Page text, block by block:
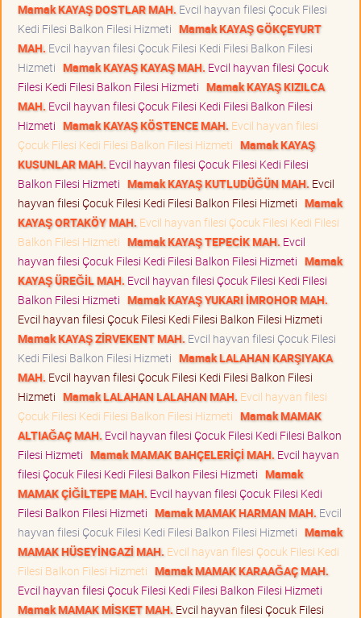
Mamak KAYAŞ DOSTLAR MAH. Evcil hayvan filesi Çocuk Filesi
Kedi Filesi Balkon Filesi Hizmeti Mamak KAYAŞ GÖKÇEYURT
MAH. Evcil hayvan filesi Çocuk Filesi Kedi Filesi Balkon Filesi
Hizmeti Mamak KAYAŞ KAYAŞ MAH. Evcil hayvan filesi Çocuk
Filesi Kedi Filesi Balkon Filesi Hizmeti Mamak KAYAŞ KIZILCA
MAH. Evcil hayvan filesi Çocuk Filesi Kedi Filesi Balkon Filesi
Hizmeti Mamak KAYAŞ KÖSTENCE MAH. Evcil hayvan filesi
Çocuk Filesi Kedi Filesi Balkon Filesi Hizmeti Mamak KAYAŞ
KUSUNLAR MAH. Evcil hayvan filesi Çocuk Filesi Kedi Filesi
Balkon Filesi Hizmeti Mamak KAYAŞ KUTLUDÜĞÜN MAH. Evcil
hayvan filesi Çocuk Filesi Kedi Filesi Balkon Filesi Hizmeti Mamak
KAYAŞ ORTAKÖY MAH. Evcil hayvan filesi Çocuk Filesi Kedi Filesi
Balkon Filesi Hizmeti Mamak KAYAŞ TEPECİK MAH. Evcil
hayvan filesi Çocuk Filesi Kedi Filesi Balkon Filesi Hizmeti Mamak
KAYAŞ ÜREĞİL MAH. Evcil hayvan filesi Çocuk Filesi Kedi Filesi
Balkon Filesi Hizmeti Mamak KAYAŞ YUKARI İMROHOR MAH.
Evcil hayvan filesi Çocuk Filesi Kedi Filesi Balkon Filesi Hizmeti
Mamak KAYAŞ ZİRVEKENT MAH. Evcil hayvan filesi Çocuk Filesi
Kedi Filesi Balkon Filesi Hizmeti Mamak LALAHAN KARŞIYAKA
MAH. Evcil hayvan filesi Çocuk Filesi Kedi Filesi Balkon Filesi
Hizmeti Mamak LALAHAN LALAHAN MAH. Evcil hayvan filesi
Çocuk Filesi Kedi Filesi Balkon Filesi Hizmeti Mamak MAMAK
ALTIAĞAÇ MAH. Evcil hayvan filesi Çocuk Filesi Kedi Filesi Balkon
Filesi Hizmeti Mamak MAMAK BAHÇELERİÇİ MAH. Evcil hayvan
filesi Çocuk Filesi Kedi Filesi Balkon Filesi Hizmeti Mamak
MAMAK ÇİĞİLTEPE MAH. Evcil hayvan filesi Çocuk Filesi Kedi
Filesi Balkon Filesi Hizmeti Mamak MAMAK HARMAN MAH. Evcil
hayvan filesi Çocuk Filesi Kedi Filesi Balkon Filesi Hizmeti Mamak
MAMAK HÜSEYİNGAZİ MAH. Evcil hayvan filesi Çocuk Filesi Kedi
Filesi Balkon Filesi Hizmeti Mamak MAMAK KARAAĞAÇ MAH.
Evcil hayvan filesi Çocuk Filesi Kedi Filesi Balkon Filesi Hizmeti
Mamak MAMAK MİSKET MAH. Evcil hayvan filesi Çocuk Filesi